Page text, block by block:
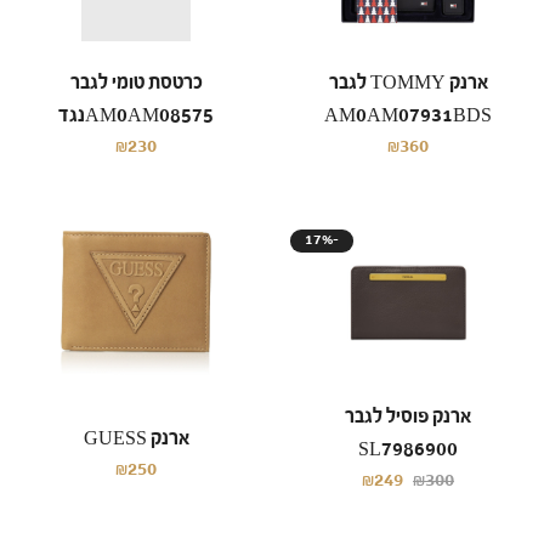
כרטסת טומי לגבר
AM0AM08575נגד
₪230
ארנק TOMMY לגבר
AM0AM07931BDS
₪360
ארנק GUESS
₪250
17%-
ארנק פוסיל לגבר
SL7986900
₪249 ₪300